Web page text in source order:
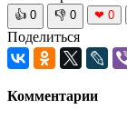
👍 0 👎 0 ❤ 0
Поделиться
Комментарии